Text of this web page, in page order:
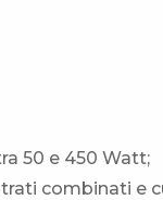
50 e 450 Watt;
combinati e